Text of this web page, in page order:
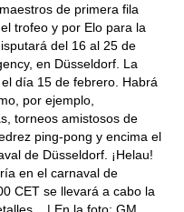
de primera fila
trofeo y por Elo para la
del 16 al 25 de
en Düsseldorf. La
día 15 de febrero. Habrá
por ejemplo,
torneos amistosos de
ping-pong y encima el
de Düsseldorf. ¡Helau!
en el carnaval de
CET se llevará a cabo la